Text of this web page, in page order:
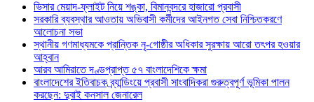
ভিসার মেয়াদ-ফ্লাইট নিয়ে শঙ্কা, বিমানবন্দরে হাজারো প্রবাসী
সরকারি ব্যবস্থার আওতায় অভিবাসী কর্মীদের আইনগত সেবা নিশ্চিতকরণে
আলোচনা সভা
স্থানীয় গণমাধ্যমকে প্রান্তিক নৃ-গোষ্ঠীর অধিকার সুরক্ষায় আরো তৎপর হওয়ার
আহ্বান
আরব আমিরাতে দণ্ডপ্রাপ্ত ৫৭ বাংলাদেশিকে ক্ষমা
বাংলাদেশের ইতিবাচক ব্র্যান্ডিংয়ে প্রবাসী সাংবাদিকরা গুরুত্বপূর্ণ ভূমিকা পালন
করছেন: দুবাই কনসাল জেনারেল